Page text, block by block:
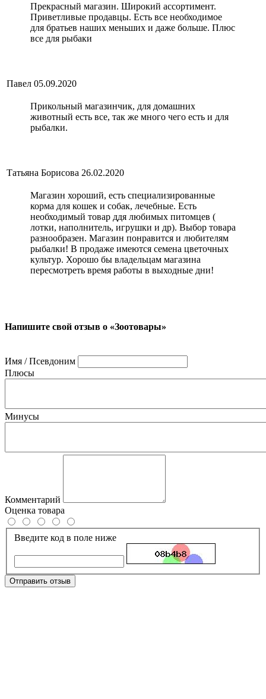
Прекрасный магазин. Широкий ассортимент.
Приветливые продавцы. Есть все необходимое
для братьев наших меньших и даже больше. Плюс
все для рыбаки
Павел 05.09.2020
Прикольный магазинчик, для домашних
животный есть все, так же много чего есть и для
рыбалки.
Татьяна Борисова 26.02.2020
Магазин хороший, есть специализированные
корма для кошек и собак, лечебные. Есть
необходимый товар ддя любимых питомцев (
лотки, наполнитель, игрушки и др). Выбор товара
разнообразен. Магазин понравится и любителям
рыбалки! В продаже имеются семена цветочных
культур. Хорошо бы владельцам магазина
пересмотреть время работы в выходные дни!
Напишите свой отзыв о «Зоотовары»
Имя / Псевдоним
Плюсы
Минусы
Комментарий
Оценка товара
Введите код в поле ниже
Отправить отзыв